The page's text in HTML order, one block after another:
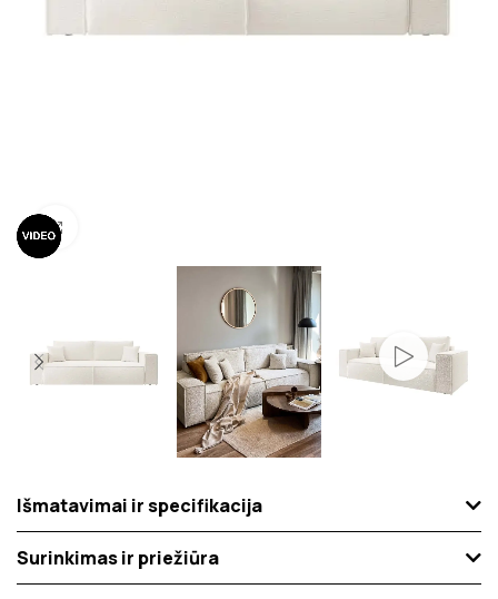
Išmatavimai ir specifikacija
Surinkimas ir priežiūra